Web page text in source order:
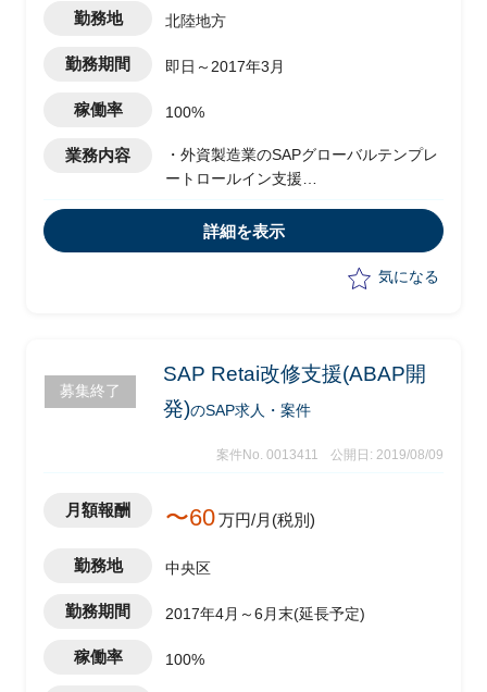
勤務地 北陸地方
勤務期間 即日～2017年3月
稼働率 100%
業務内容
・外資製造業のSAPグローバルテンプレ
ートロールイン支援
－マスタデータ移行担当
－テクニカルコンサルタント（I/F担当）
詳細を表示
気になる
募集終了
SAP Retai改修支援(ABAP開
発)のSAP求人・案件
案件No. 0013411 公開日: 2019/08/09
月額報酬 〜60万円/月(税別)
勤務地 中央区
勤務期間 2017年4月～6月末(延長予定)
稼働率 100%